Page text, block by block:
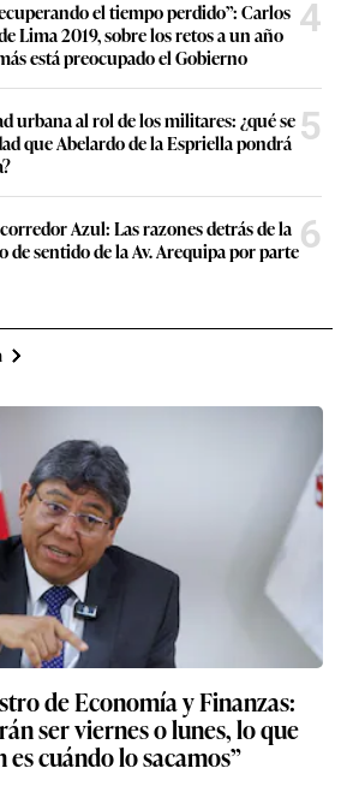
el tiempo perdido”: Carlos
Lima 2019, sobre los retos a un año
está preocupado el Gobierno
4
urbana al rol de los militares: ¿qué se
que Abelardo de la Espriella pondrá 5
Azul: Las razones detrás de la
sentido de la Av. Arequipa por parte6
de Economía y Finanzas:
ser viernes o lunes, lo que
cuándo lo sacamos”